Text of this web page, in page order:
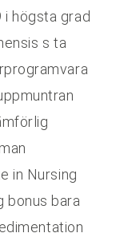
högsta grad
s ta
in Nursing
bonus bara